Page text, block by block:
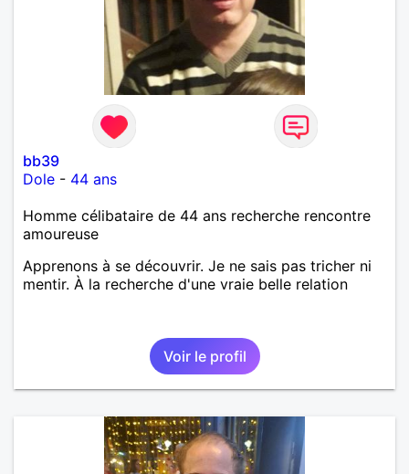
bb39
Dole - 44 ans
Homme célibataire de 44 ans recherche rencontre
amoureuse
Apprenons à se découvrir. Je ne sais pas tricher ni
mentir. À la recherche d'une vraie belle relation
Voir le profil